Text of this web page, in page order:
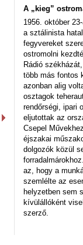
A „kieg”
1956. október
a sztálinista
fegyvereket
ostromolni
Rádió
több más fontos
azonban alig
osztagok
rendőrségi, ipari
eljutottak az
Csepel
éjszakai
dolgozók közül
az, hogy a
szemlélte az
helyzetben sem
kívülállóként
szerző.